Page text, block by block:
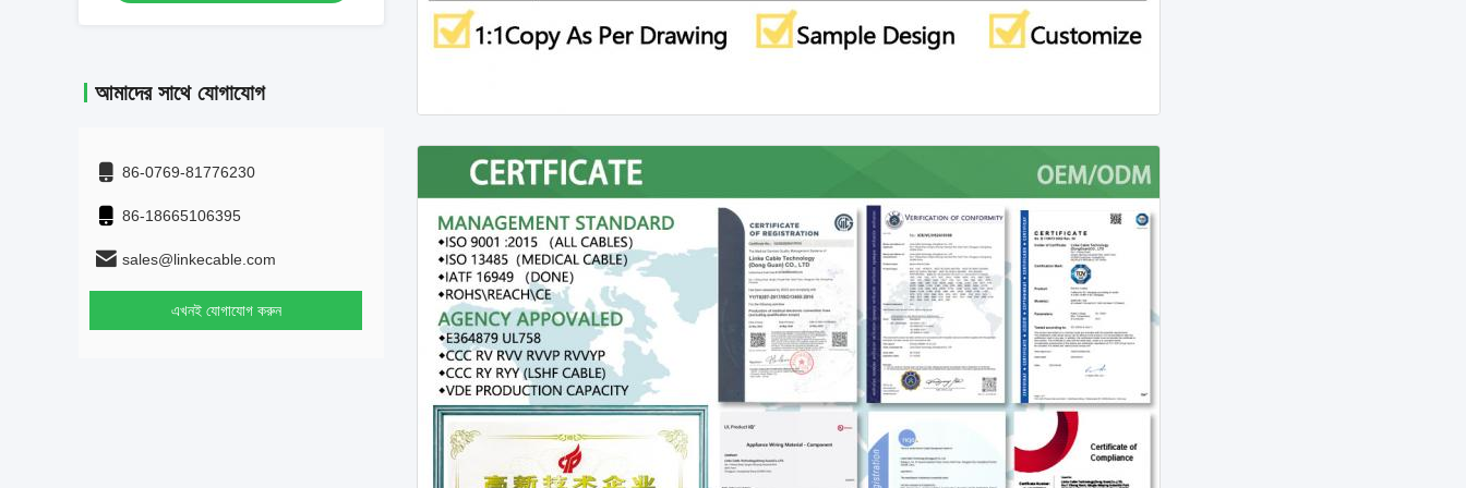
আমাদের সাথে যোগাযোগ
86-0769-81776230
86-18665106395
sales@linkecable.com
এখনই যোগাযোগ করুন